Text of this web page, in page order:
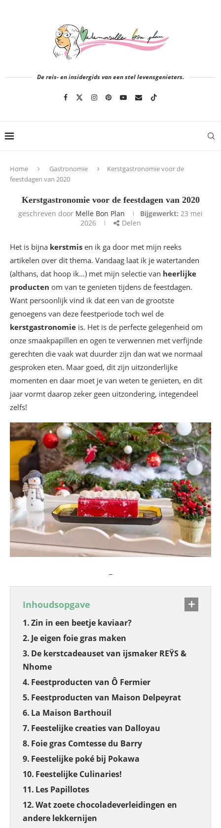
De reis- en insidergids van een stel levensgenieters.
Home Gastronomie
Kerstgastronomie voor de
feestdagen van 2020
Kerstgastronomie voor de feestdagen van 2020
geschreven door Melle Bon Plan Bijgewerkt: 23 mei
2026
Delen
Het is bijna kerstmis en ik ga door met mijn reeks
artikelen over dit thema. Vandaag laat ik je watertanden
(althans, dat hoop ik…) met mijn selectie van heerlijke
producten om van te genieten tijdens de feestdagen.
Want persoonlijk vind ik dat een van de grootste
genoegens van deze feestperiode toch wel de
kerstgastronomie is. Het is de perfecte gelegenheid om
onze smaakpapillen en ogen te verwennen met verfijnde
gerechten die vaak wat duurder zijn dan wat we normaal
gesproken eten. Maar goed, dit zijn uitzonderlijke
momenten en daar moet je van weten te genieten, en dit
jaar vormt daarop zeker geen uitzondering, integendeel
zelfs!
Inhoudsopgave
Zin in een beetje kaviaar?
Je eigen foie gras maken
De kerstcadeauset van ijsmaker REŸS &
Nhome
Feestproducten van Ô Fermier
Feestproducten van Maison Delpeyrat
La Maison Barthouil
Feestelijke creaties van Dalloyau
Foie gras Comtesse du Barry
Feestelijke poké bij Pokawa
Feestelijke Culinaries!
Les Papillotes
Wat zoete chocoladeverleidingen en
andere lekkernijen